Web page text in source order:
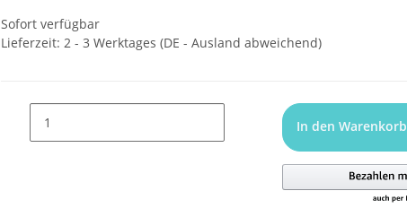
Sofort verfügbar
Lieferzeit: 2 - 3 Werktages (DE - Ausland abweichend)
In den Warenkorb